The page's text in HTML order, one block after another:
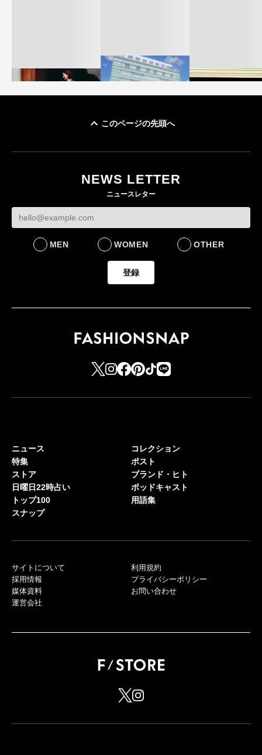
ケットなど7型を発売
FASHION
このページの先頭へ
NEWS LETTER
ニュースレター
MEN WOMEN OTHER
登録
ニュース
特集
ストア
日曜日22時占い
トップ100
スナップ
コレクション
ポスト
ブランド・ヒト
ポッドキャスト
用語集
サイトについて
採用情報
媒体資料
運営会社
利用規約
プライバシーポリシー
お問い合わせ